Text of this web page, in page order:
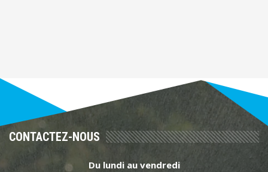
CONTACTEZ-NOUS
Du lundi au vendredi